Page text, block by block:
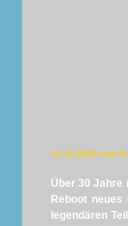
13.11.2025 von
Über 30
Reboot
legendären